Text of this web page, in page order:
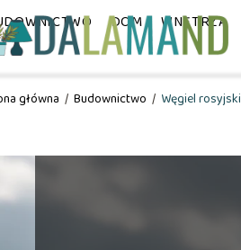
DOM WNĘTRZA
główna / Budownictwo / Węgiel